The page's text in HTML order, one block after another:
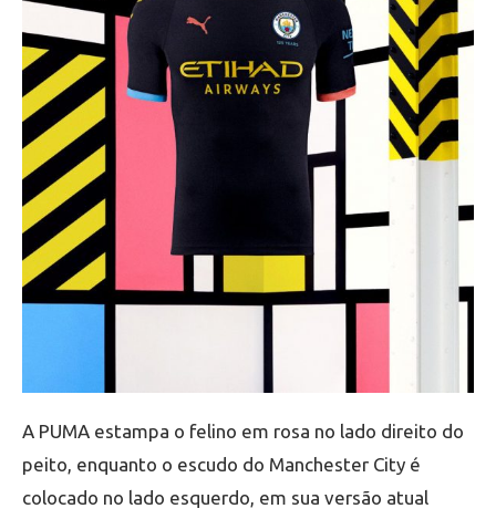
A PUMA estampa o felino em rosa no lado direito do
peito, enquanto o escudo do Manchester City é
colocado no lado esquerdo, em sua versão atual